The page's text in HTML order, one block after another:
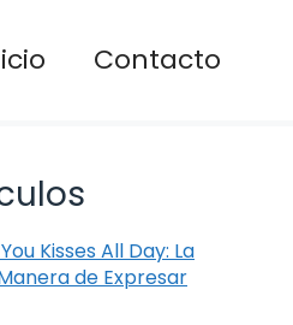
Contacto
Kisses All Day: La
de Expresar